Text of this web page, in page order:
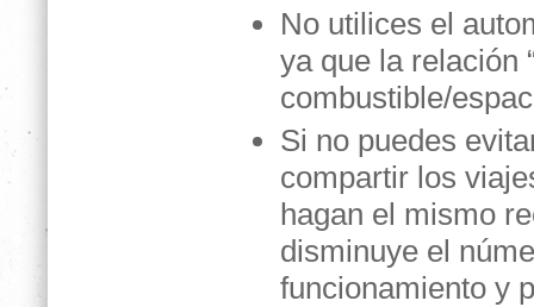
No utilices el
ya que la relación
combustible/
Si no puedes
compartir los
hagan el mismo
disminuye el
funcionamiento y